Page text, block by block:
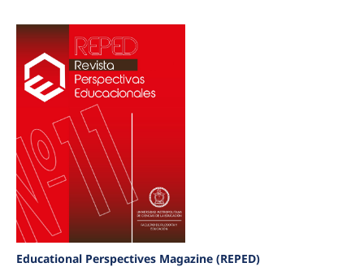
Educational Perspectives Magazine (REPED)